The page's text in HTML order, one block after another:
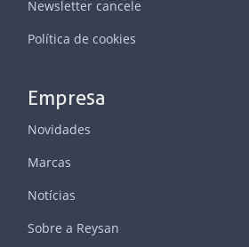
Newsletter cancele
Política de cookies
Empresa
Novidades
Marcas
Notícias
Sobre a Reysan